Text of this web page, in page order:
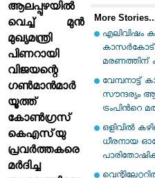
More
എലിവിഷം
കാസർകോട്
മരണത്തിന്
സൗന്ദര്യം
ട്രംപിന്‍റെ
ഒളിവിൽ
ധീരനായ
ആലപ്പുഴയില്‍
വെച്ച് മുന്‍
മുഖ്യമന്ത്രി
പിണറായി
വിജയന്റെ
ഗണ്‍മാന്‍മാര്‍
യൂത്ത്
കോണ്‍ഗ്രസ്
കെഎസ്‌യു
പ്രവര്‍ത്തകരെ
മര്‍ദിച്ച